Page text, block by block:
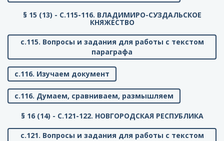
§ 15 (13) - C.115-116. ВЛАДИМИРО-СУЗДАЛЬСКОЕ
КНЯЖЕСТВО
с.115. Вопросы и задания для работы с текстом
параграфа
с.116. Изучаем документ
с.116. Думаем, сравниваем, размышляем
§ 16 (14) - C.121-122. НОВГОРОДСКАЯ РЕСПУБЛИКА
с.121. Вопросы и задания для работы с текстом